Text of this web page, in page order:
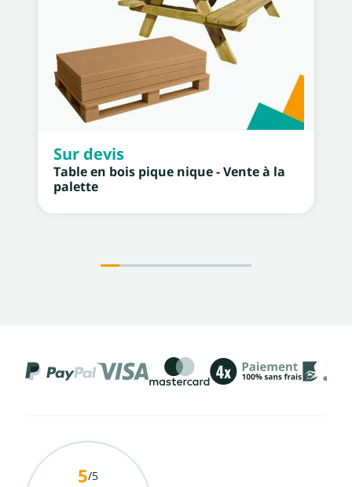
Sur devis
Table en bois pique nique - Vente à la
palette
5/5